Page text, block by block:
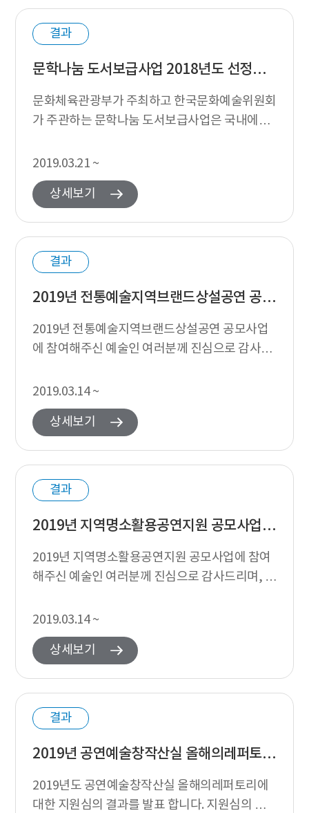
결과
문학나눔 도서보급사업 2018년도 선정도서 보급처 선정 결과 안내
문화체육관광부가 주최하고 한국문화예술위원회
가 주관하는 문학나눔 도서보급사업은 국내에서
문학 향유, 체험 기회 확대 및 삶의 질을 제고...
2019.03.21 ~
상세보기
결과
2019년 전통예술지역브랜드상설공연 공모사업 심의 결과 발표
2019년 전통예술지역브랜드상설공연 공모사업
에 참여해주신 예술인 여러분께 진심으로 감사드
발표합니다. 지원신청 접수 현황 및 선정결과 ...
2019.03.14 ~
상세보기
결과
2019년 지역명소활용공연지원 공모사업 심의결과 발표
2019년 지역명소활용공연지원 공모사업에 참여
해주신 예술인 여러분께 진심으로 감사드리며, 공
다. 지원신청 접수 현황 및 선정결과 201...
2019.03.14 ~
상세보기
결과
2019년 공연예술창작산실 올해의레퍼토리 지원심의 결과 발표
2019년도 공연예술창작산실 올해의레퍼토리에
대한 지원심의 결과를 발표 합니다. 지원심의 경